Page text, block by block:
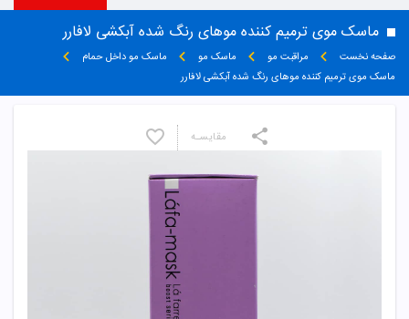
ماسک موی ترمیم کننده موهای رنگ شده آبکشی لافارر
صفحه نخست مراقبت مو ماسک مو
ماسک مو داخل حمام
ماسک موی ترمیم کننده موهای رنگ شده آبکشی لافارر
مقایسـه